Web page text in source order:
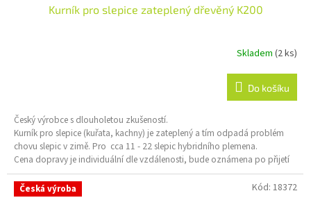
Kurník pro slepice zateplený dřevěný K200
z
5
hvězdiček.
Skladem(2 ks)
Do košíku
Český výrobce s dlouholetou zkušeností.
Kurník pro slepice (kuřata, kachny) je zateplený a tím odpadá problém
chovu slepic v zimě. Pro cca 11 - 22 slepic hybridního plemena.
Cena dopravy je individuální dle vzdálenosti, bude oznámena po přijetí
objednávky.
Česká výroba Kód: 18372